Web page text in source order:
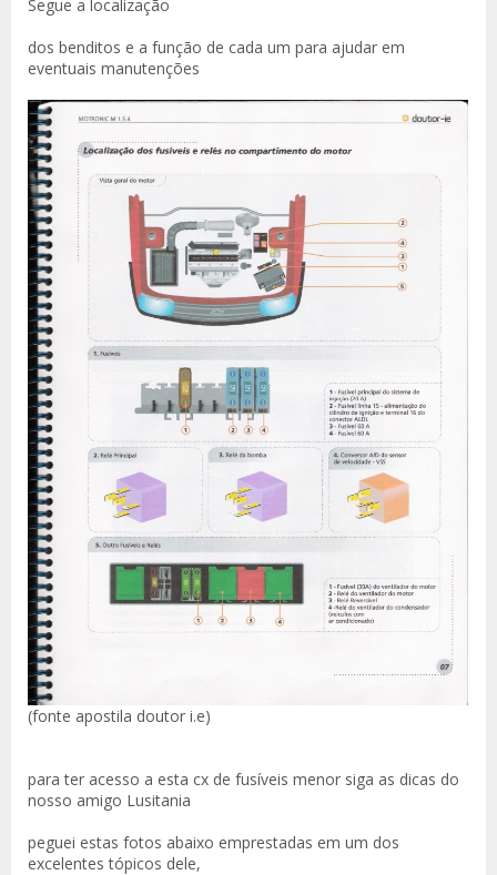
Segue a localização
dos benditos e a função de cada um para ajudar em
eventuais manutenções
(fonte apostila doutor i.e)
para ter acesso a esta cx de fusíveis menor siga as dicas do
nosso amigo Lusitania
peguei estas fotos abaixo emprestadas em um dos
excelentes tópicos dele,